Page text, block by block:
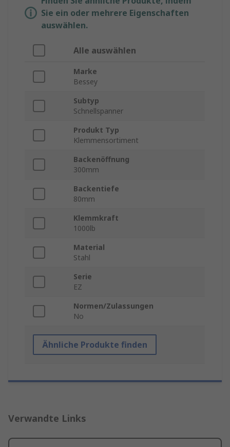
Sie ein oder mehrere Eigenschaften
auswählen.
Alle auswählen
Marke
Bessey
Subtyp
Schnellspanner
Produkt Typ
Klemmensortiment
Backenöffnung
300mm
Backentiefe
80mm
Klemmkraft
1000lb
Material
Stahl
Serie
EZ
Normen/Zulassungen
No
Ähnliche Produkte finden
Verwandte Links